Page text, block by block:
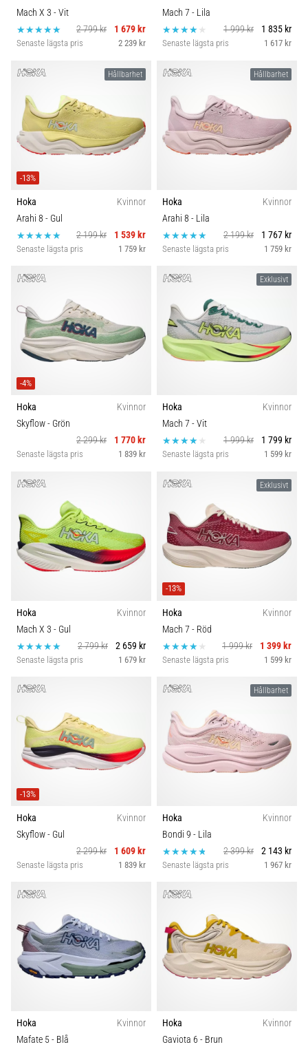
Mach X 3 - Vit
2 799 kr
1 679 kr
Senaste lägsta pris 2 239 kr
Mach 7 - Lila
1 999 kr
1 835 kr
Senaste lägsta pris 1 617 kr
Hållbarhet
-13%
Hoka
Kvinnor
Arahi 8 - Gul
2 199 kr
1 539 kr
Senaste lägsta pris 1 759 kr
Hållbarhet
Hoka
Kvinnor
Arahi 8 - Lila
2 199 kr
1 767 kr
Senaste lägsta pris 1 759 kr
-4%
Hoka
Kvinnor
Skyflow- Grön
2 299 kr
1 770 kr
Senaste lägsta pris 1 839 kr
Exklusivt
Hoka
Kvinnor
Mach 7 - Vit
1 999 kr
1 799 kr
Senaste lägsta pris 1 599 kr
Hoka
Kvinnor
Mach X 3 - Gul
2 799 kr
2 659 kr
Senaste lägsta pris 1 679 kr
Exklusivt
-13%
Hoka
Kvinnor
Mach 7 - Röd
1 999 kr
1 399 kr
Senaste lägsta pris 1 599 kr
-13%
Hoka
Kvinnor
Skyflow- Gul
2 299 kr
1 609 kr
Senaste lägsta pris 1 839 kr
Hållbarhet
Hoka
Kvinnor
Bondi 9 - Lila
2 399 kr
2 143 kr
Senaste lägsta pris 1 967 kr
Hoka
Kvinnor
Mafate 5- Blå
Hoka
Kvinnor
Gaviota 6 - Brun